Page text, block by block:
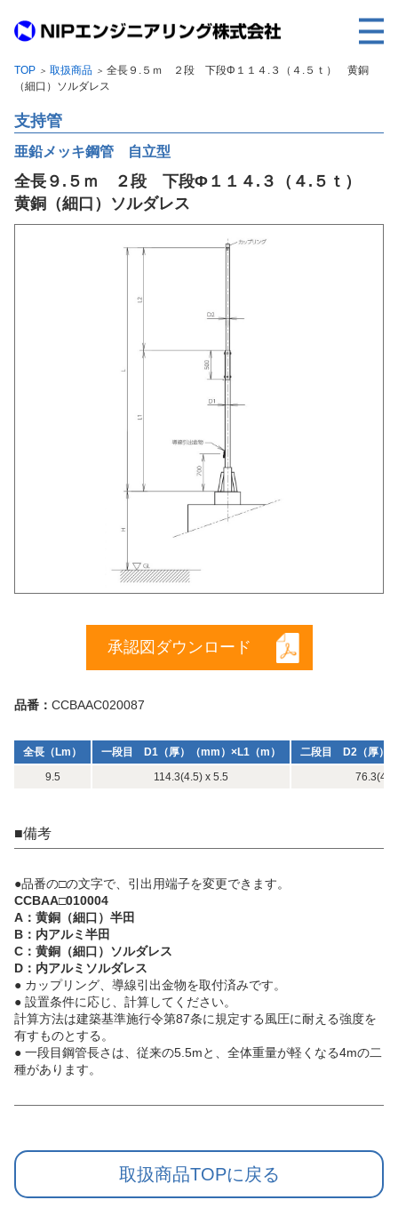
TOP
事業内容
取扱製品
各種実績
会社案内
個人データの共同利用について
TOP ＞ 取扱商品 ＞ 全長９.５ｍ ２段 下段Φ１１４.３（４.５ｔ） 黄銅
（細口）ソルダレス
支持管
亜鉛メッキ鋼管 自立型
全長９.５ｍ ２段 下段Φ１１４.３（４.５ｔ）
黄銅（細口）ソルダレス
承認図ダウンロード
品番： CCBAAC020087
全長（Lm） 一段目 D1（厚）（mm）×L1（m）
二段目 D2（厚）
9.5
114.3(4.5) x 5.5
■備考
●品番の□の文字で、引出用端子を変更できます。
CCBAA□010004
A：黄銅（細口）半田
B：内アルミ半田
C：黄銅（細口）ソルダレス
D：内アルミソルダレス
● カップリング、導線引出金物を取付済みです。
● 設置条件に応じ、計算してください。
計算方法は建築基準施行令第87条に規定する風圧に耐える強度を
有すものとする。
● 一段目鋼管長さは、従来の5.5mと、全体重量が軽くなる4mの二
種があります。
取扱商品TOPに戻る